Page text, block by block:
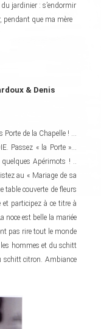
jardinier : s’endormir
pendant que ma mère
& Denis
de la Chapelle ! ...
Passez « la Porte »...
Apérimots ! ..
au « Mariage de sa
table couverte de fleurs
participez à ce titre à
noce est belle la mariée
pas rire tout le monde
hommes et du schitt
schitt citron. Ambiance